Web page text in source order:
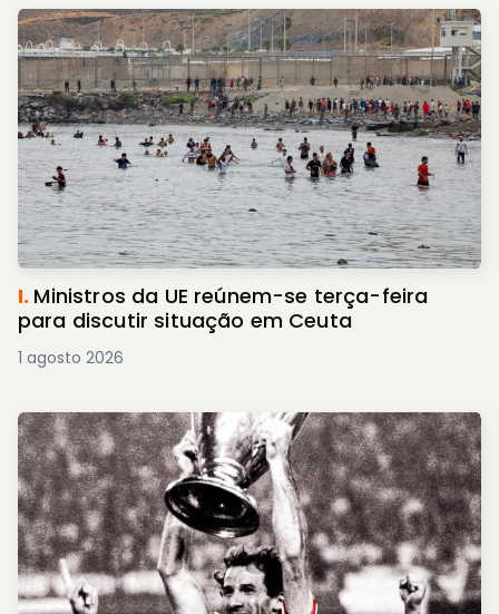
I. Ministros da UE reúnem-se terça-feira
para discutir situação em Ceuta
1 agosto 2026